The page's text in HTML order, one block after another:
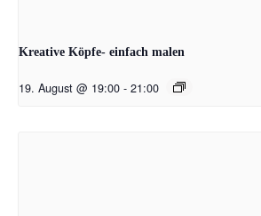
Kreative Köpfe- einfach malen
19. August @ 19:00 - 21:00